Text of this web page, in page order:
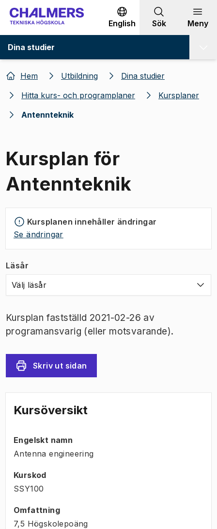
Gå till innehållet
English Sök Meny
Dina studier
Hem Utbildning
Dina studier
Hitta kurs- och programplaner
Kursplaner
Antennteknik
Kursplan för
Antennteknik
Kursplanen innehåller ändringar
Se ändringar
Läsår
Välj läsår
Kursplan fastställd 2021-02-26 av
programansvarig (eller motsvarande).
Skriv ut sidan
Kursöversikt
Engelskt namn
Antenna engineering
Kurskod
SSY100
Omfattning
7,5 Högskolepoäng